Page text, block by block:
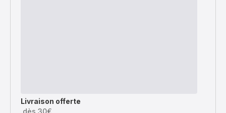
Livraison offerte
dès 30€